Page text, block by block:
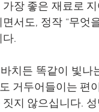
장 좋은 재료로
서도, 정작 “무엇
.
치든 똑같이 빛나
거두어들이는 편
지 않으십니다.